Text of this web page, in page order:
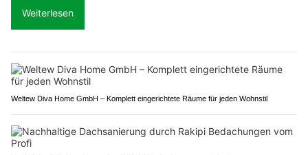
Weiterlesen
Weltew Diva Home GmbH – Komplett eingerichtete Räume für jeden Wohnstil